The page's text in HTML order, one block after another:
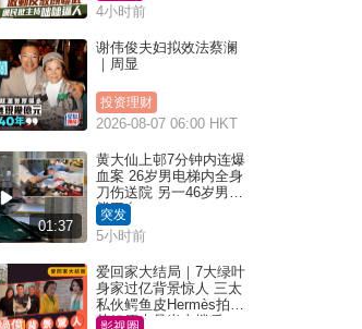
4小时前
谢伟俊夫妇拟效法蔡澜
｜周显
投资理财
2026-08-07 06:00 HKT
01:37
黄大仙上邨7分钟内连爆
血案 26岁男电梯内全身
刀伤送院 另一46岁男倒
毙平台
突发
5小时前
爱回家大结局｜7大绿叶
身家过亿背景惊人 三太
私伙鳄鱼皮Hermès拍剧
苏姐原来是半山楼后